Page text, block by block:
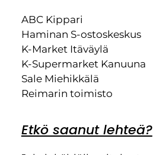
ABC Kippari
Haminan S-ostoskeskus
K-Market Itäväylä
K-Supermarket Kanuuna
Sale Miehikkälä
Reimarin toimisto
Etkö saanut lehteä?